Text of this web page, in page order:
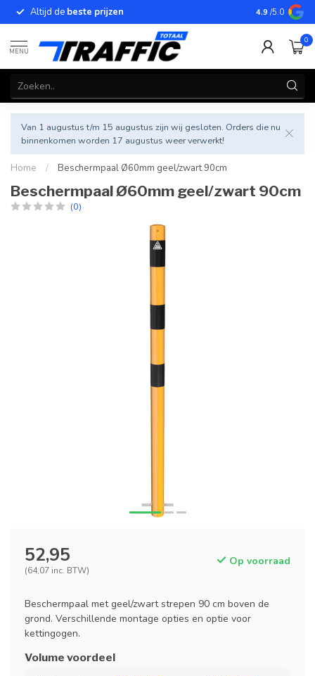
Altijd de beste prijzen Betrouwbare
4.9 /5.0
MENU
0
Van 1 augustus t/m 15 augustus zijn wij gesloten. Orders die nu
binnenkomen worden 17 augustus weer verwerkt!
Home / Beschermpaal Ø60mm geel/zwart 90cm
Beschermpaal Ø60mm geel/zwart 90cm
(0)
52,95
(64,07 inc. BTW)
Op voorraad
Beschermpaal met geel/zwart strepen 90 cm boven de
grond. Verschillende montage opties en optie voor
kettingogen.
Volume voordeel